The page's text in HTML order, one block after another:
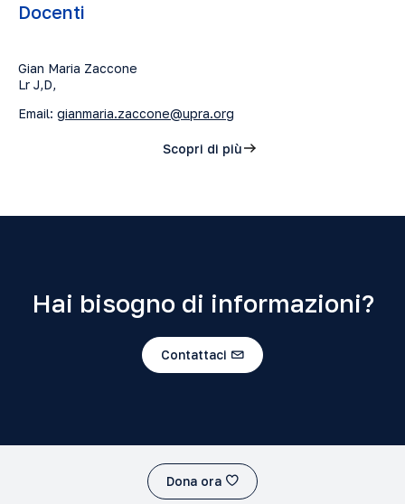
Docenti
Gian Maria Zaccone
Lr J,D,
Email: gianmaria.zaccone@upra.org
Scopri di più
Hai bisogno di informazioni?
Contattaci
Dona ora